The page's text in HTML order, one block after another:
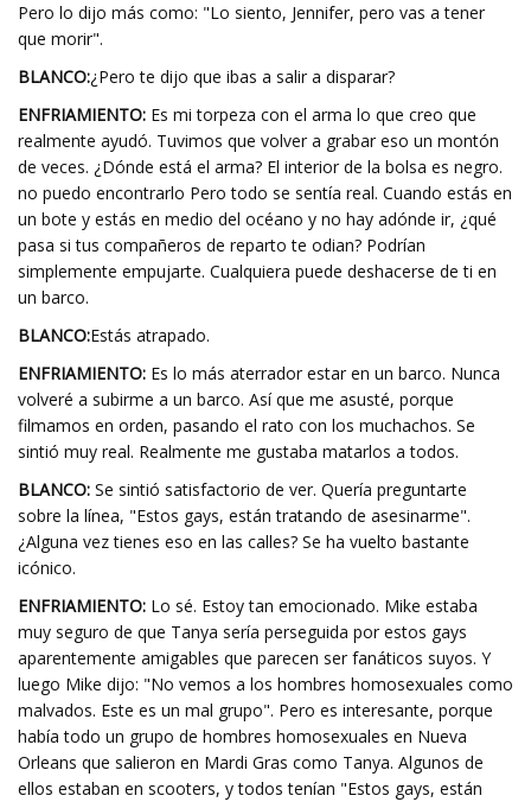
Pero lo dijo más como: "Lo siento, Jennifer, pero vas a tener
que morir".
BLANCO:¿Pero te dijo que ibas a salir a disparar?
ENFRIAMIENTO: Es mi torpeza con el arma lo que creo que
realmente ayudó. Tuvimos que volver a grabar eso un montón
de veces. ¿Dónde está el arma? El interior de la bolsa es negro.
no puedo encontrarlo Pero todo se sentía real. Cuando estás en
un bote y estás en medio del océano y no hay adónde ir, ¿qué
pasa si tus compañeros de reparto te odian? Podrían
simplemente empujarte. Cualquiera puede deshacerse de ti en
un barco.
BLANCO:Estás atrapado.
ENFRIAMIENTO: Es lo más aterrador estar en un barco. Nunca
volveré a subirme a un barco. Así que me asusté, porque
filmamos en orden, pasando el rato con los muchachos. Se
sintió muy real. Realmente me gustaba matarlos a todos.
BLANCO: Se sintió satisfactorio de ver. Quería preguntarte
sobre la línea, "Estos gays, están tratando de asesinarme".
¿Alguna vez tienes eso en las calles? Se ha vuelto bastante
icónico.
ENFRIAMIENTO: Lo sé. Estoy tan emocionado. Mike estaba
muy seguro de que Tanya sería perseguida por estos gays
aparentemente amigables que parecen ser fanáticos suyos. Y
luego Mike dijo: "No vemos a los hombres homosexuales como
malvados. Este es un mal grupo". Pero es interesante, porque
había todo un grupo de hombres homosexuales en Nueva
Orleans que salieron en Mardi Gras como Tanya. Algunos de
ellos estaban en scooters, y todos tenían "Estos gays, están